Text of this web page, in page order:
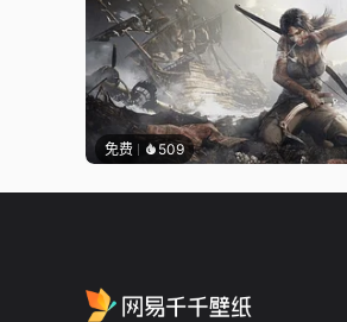
免费 509